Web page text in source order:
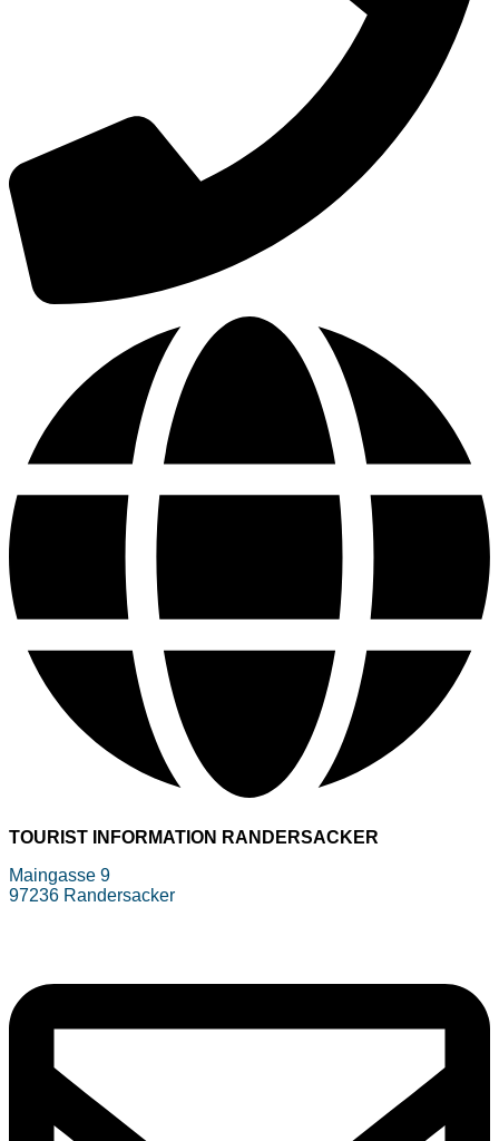
TOURIST INFORMATION RANDERSACKER
Maingasse 9
97236 Randersacker